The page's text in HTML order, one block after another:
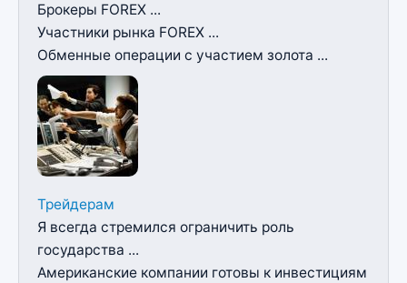
Брокеры FOREX ...
Участники рынка FOREX ...
Обменные операции с участием золота ...
Трейдерам
Я всегда стремился ограничить роль
государства ...
Американские компании готовы к инвестициям